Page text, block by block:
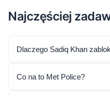
Najczęściej
Dlaczego Sadiq Khan
Co na to Met Police?